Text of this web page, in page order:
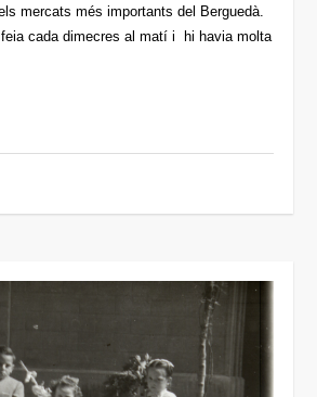
mercats més importants del Berguedà.
cada dimecres al matí i hi havia molta